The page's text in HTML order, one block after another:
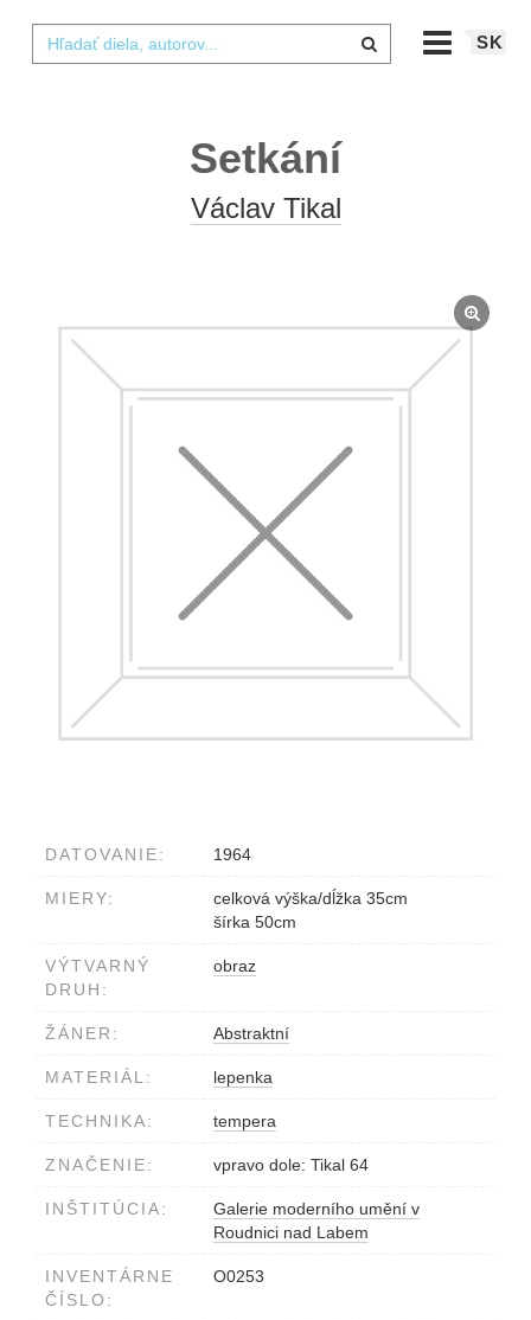
SK
Setkání
Václav Tikal
DATOVANIE: 1964
MIERY:
celková výška/dĺžka 35cm
šírka 50cm
VÝTVARNÝ
DRUH:
obraz
ŽÁNER: Abstraktní
MATERIÁL: lepenka
TECHNIKA: tempera
ZNAČENIE: vpravo dole: Tikal 64
INŠTITÚCIA:
Galerie moderního umění v
Roudnici nad Labem
INVENTÁRNE
ČÍSLO:
O0253